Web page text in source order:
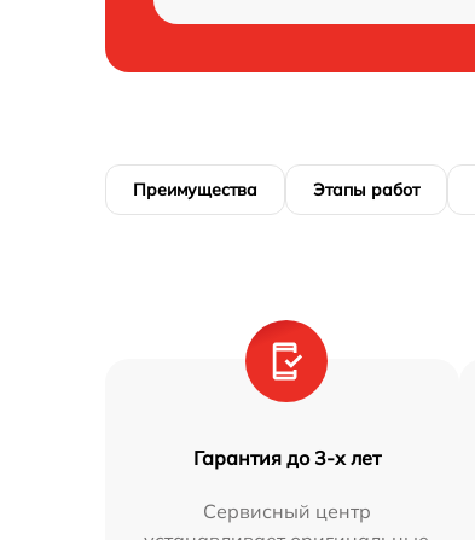
Преимущества Этапы работ
Гарантия до 3-х лет
Сервисный центр